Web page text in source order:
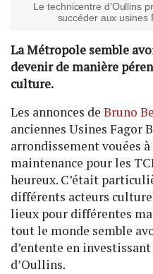
Le technicentre d’Oullins
succéder aux usines
La Métropole semble
devenir de manière
culture.
Les annonces de Bruno
anciennes Usines Fagor
arrondissement vouées
maintenance pour les
heureux. C’était
différents acteurs
lieux pour différentes
tout le monde semble
d’entente en
d’Oullins.